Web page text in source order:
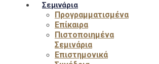
Σεμινάρια
Προγραμματισμένα
Επίκαιρα
Πιστοποιημένα
Σεμινάρια
Επιστημονικά